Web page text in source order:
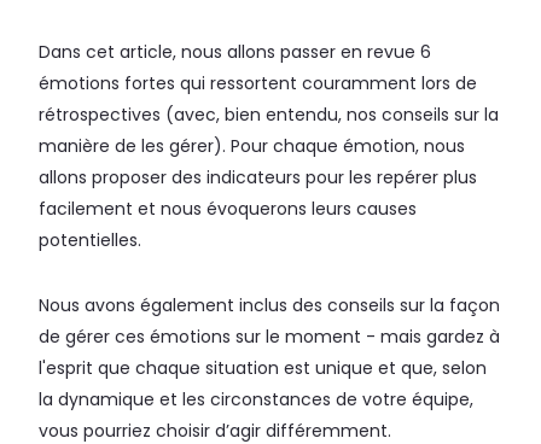
Dans cet article, nous allons passer en revue 6
émotions fortes qui ressortent couramment lors de
rétrospectives (avec, bien entendu, nos conseils sur la
manière de les gérer). Pour chaque émotion, nous
allons proposer des indicateurs pour les repérer plus
facilement et nous évoquerons leurs causes
potentielles.
Nous avons également inclus des conseils sur la façon
de gérer ces émotions sur le moment - mais gardez à
l'esprit que chaque situation est unique et que, selon
la dynamique et les circonstances de votre équipe,
vous pourriez choisir d’agir différemment.